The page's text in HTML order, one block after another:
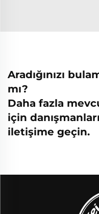
Aradığınızı
mı?
Daha fazla
için
iletişime geçin.